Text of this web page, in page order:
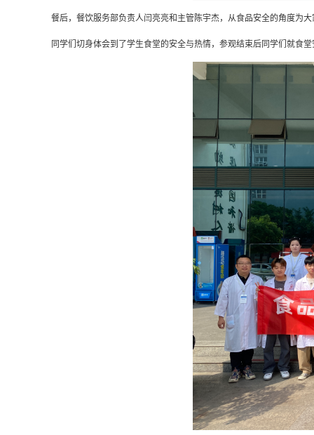
餐后，餐饮服务部负责人闫亮亮和主管陈宇杰，从食品安全的角度为
同学们切身体会到了学生食堂的安全与热情，参观结束后同学们就食